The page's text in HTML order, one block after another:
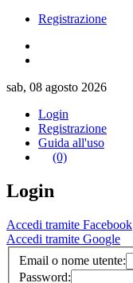
Registrazione
sab, 08 agosto 2026
Login
Registrazione
Guida all'uso
(0)
Login
Accedi tramite Facebook
Accedi tramite Google
Email o nome utente:
Password: